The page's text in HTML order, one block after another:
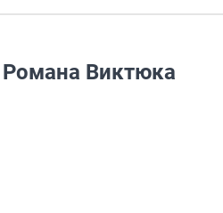
Виктюка